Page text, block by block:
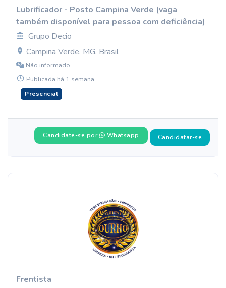
Lubrificador - Posto Campina Verde (vaga
também disponível para pessoa com deficiência)
Grupo Decio
Campina Verde, MG, Brasil
Não informado
Publicada há 1 semana
Presencial
Candidate-se por Whatsapp Candidatar-se
Frentista